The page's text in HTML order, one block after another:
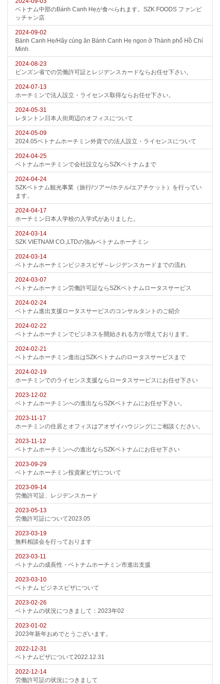
ベトナム中部のBánh Canh Hẹが食べられます。SZK FOODS ファンビ
ッチャン店
2024-09-02
Bánh Canh Hẹ/Hãy cùng ăn Bánh Canh Hẹ ngon ở Thành phố Hồ Chí
Minh.
2024-08-23
ビンズン省での労働許可証とレジデンスカードならお任せ下さい。
2024-07-13
ホーチミンで法人設立・ライセンス取得ならお任せ下さい。
2024-05-31
レタントン日本人街周辺のオフィスについて
2024-05-09
2024.05ベトナムホーチミン外資での法人設立・ライセンスについて
2024-04-25
ベトナムホーチミンで会社設立ならSZKベトナムまで
2024-04-24
SZKベトナム観光事業（旅行/ツアー/ホテル/エアチケット）を行ってい
ます。
2024-04-17
ホーチミン日本人学校の入学式がありました。
2024-03-14
SZK VIETNAM CO.,LTDの強みベトナムホーチミン
2024-03-14
ベトナムホーチミンビジネスビザ～レジデンスカードまでの流れ
2024-03-07
ベトナムホーチミン労働許可証ならSZKベトナムロータスサービス
2024-02-24
ベトナム進出支援ロータスサービスのコンサルタントのご紹介
2024-02-22
ベトナムホーチミンでビジネスを開始される方が増えております。
2024-02-21
ベトナムホーチミン進出はSZKベトナムのロータスサービスまで
2024-02-19
ホーチミンでのライセンス支援ならロータスサービスにお任せ下さい
2023-12-02
ベトナムホーチミンへの進出ならSZKベトナムにお任せ下さい。
2023-11-17
ホーチミンの住居とオフィスはアオザイハウジングにご相談ください。
2023-11-12
ベトナムホーチミンへの進出ならSZKベトナムにお任せ下さい
2023-09-29
ベトナムホーチミン投資家ビザについて
2023-09-14
労働許可証、レジデンスカード
2023-05-13
労働許可証について2023.05
2023-03-19
無料相談会を行っております
2023-03-11
ベトナムの成長性・ベトナムホーチミン市進出支援
2023-03-10
ベトナム ビジネスビザについて
2023-02-26
ベトナムの状況につきまして：2023年02
2023-01-02
2023年新年おめでとうございます。
2022-12-31
ベトナムビザについて2022.12.31
2022-12-14
労働許可証の状況につきまして